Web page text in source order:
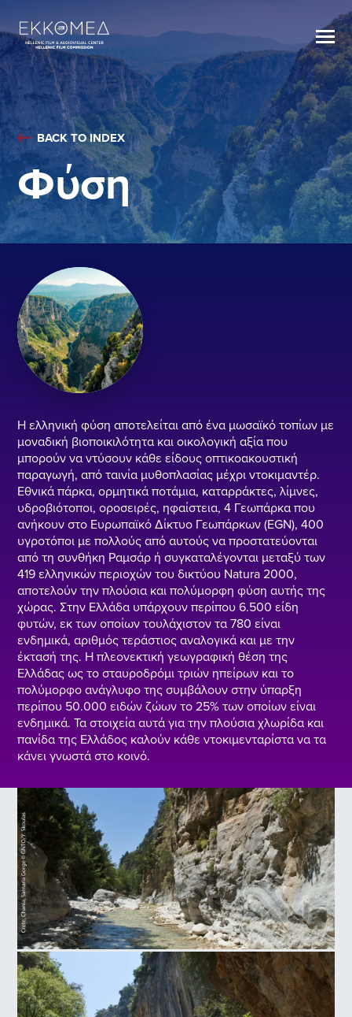
BACK TO INDEX
Φύση
Η ελληνική φύση αποτελείται από ένα μωσαϊκό τοπίων με
μοναδική βιοποικιλότητα και οικολογική αξία που
μπορούν να ντύσουν κάθε είδους οπτικοακουστική
παραγωγή, από ταινία μυθοπλασίας μέχρι ντοκιμαντέρ.
Εθνικά πάρκα, ορμητικά ποτάμια, καταρράκτες, λίμνες,
υδροβιότοποι, οροσειρές, ηφαίστεια, 4 Γεωπάρκα που
ανήκουν στο Ευρωπαϊκό Δίκτυο Γεωπάρκων (EGN), 400
υγροτόποι με πολλούς από αυτούς να προστατεύονται
από τη συνθήκη Ραμσάρ ή συγκαταλέγονται μεταξύ των
419 ελληνικών περιοχών του δικτύου Natura 2000,
αποτελούν την πλούσια και πολύμορφη φύση αυτής της
χώρας. Στην Ελλάδα υπάρχουν περίπου 6.500 είδη
φυτών, εκ των οποίων τουλάχιστον τα 780 είναι
ενδημικά, αριθμός τεράστιος αναλογικά και με την
έκτασή της. Η πλεονεκτική γεωγραφική θέση της
Ελλάδας ως το σταυροδρόμι τριών ηπείρων και το
πολύμορφο ανάγλυφο της συμβάλουν στην ύπαρξη
περίπου 50.000 ειδών ζώων το 25% των οποίων είναι
ενδημικά. Τα στοιχεία αυτά για την πλούσια χλωρίδα και
πανίδα της Ελλάδος καλούν κάθε ντοκιμενταρίστα να τα
κάνει γνωστά στο κοινό.
Φαράγγι Σαμαριάς